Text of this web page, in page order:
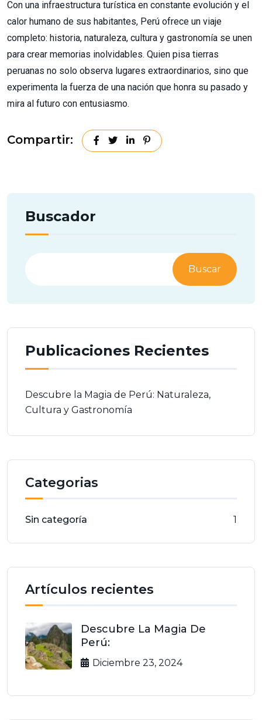
Con una infraestructura turística en constante evolución y el
calor humano de sus habitantes, Perú ofrece un viaje
completo: historia, naturaleza, cultura y gastronomía se unen
para crear memorias inolvidables. Quien pisa tierras
peruanas no solo observa lugares extraordinarios, sino que
experimenta la fuerza de una nación que honra su pasado y
mira al futuro con entusiasmo.
Compartir:
Buscador
Buscar
Publicaciones Recientes
Descubre la Magia de Perú: Naturaleza,
Cultura y Gastronomía
Categorias
Sin categoría 1
Artículos recientes
Descubre La Magia De
Perú:
Diciembre 23, 2024